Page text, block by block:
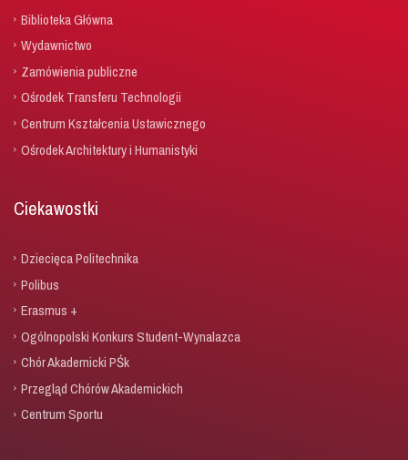
Biblioteka Główna
Wydawnictwo
Zamówienia publiczne
Ośrodek Transferu Technologii
Centrum Kształcenia Ustawicznego
Ośrodek Architektury i Humanistyki
Ciekawostki
Dziecięca Politechnika
Polibus
Erasmus +
Ogólnopolski Konkurs Student-Wynalazca
Chór Akademicki PŚk
Przegląd Chórów Akademickich
Centrum Sportu